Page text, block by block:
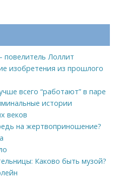
Лоллит
изобретения из прошлого
всего “работают” в паре
истории
веков
на жертвоприношение?
Каково быть музой?